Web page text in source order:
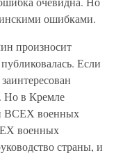
ошибками.
произносит
Если
Но в Кремле
ВСЕХ военных
военных
страны, и